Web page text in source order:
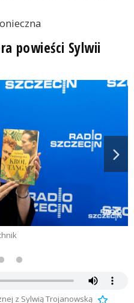
powieści Sylwii
z Sylwią Trojanowską